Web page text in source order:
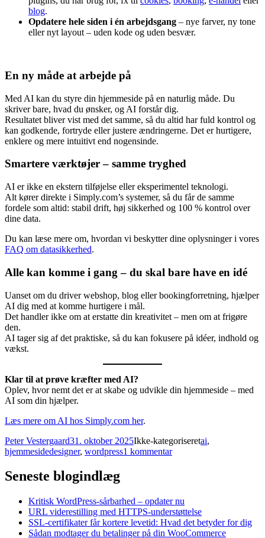
blog.
Opdatere hele siden i én arbejdsgang – nye farver, ny tone
eller nyt layout – uden kode og uden besvær.
En ny måde at arbejde på
Med AI kan du styre din hjemmeside på en naturlig måde. Du
skriver bare, hvad du ønsker, og AI forstår dig.
Resultatet bliver vist med det samme, så du altid har fuld kontrol og
kan godkende, fortryde eller justere ændringerne. Det er hurtigere,
enklere og mere intuitivt end nogensinde.
Smartere værktøjer – samme tryghed
AI er ikke en ekstern tilføjelse eller eksperimentel teknologi.
Alt kører direkte i Simply.com’s systemer, så du får de samme
fordele som altid: stabil drift, høj sikkerhed og 100 % kontrol over
dine data.
Du kan læse mere om, hvordan vi beskytter dine oplysninger i vores
FAQ om datasikkerhed.
Alle kan komme i gang – du skal bare have en idé
Uanset om du driver webshop, blog eller bookingforretning, hjælper
AI dig med at komme hurtigere i mål.
Det handler ikke om at erstatte din kreativitet – men om at frigøre
den.
AI tager sig af det praktiske, så du kan fokusere på idéer, indhold og
vækst.
Klar til at prøve kræfter med AI?
Oplev, hvor nemt det er at skabe og udvikle din hjemmeside – med
AI som din hjælper.
Læs mere om AI hos Simply.com her.
Forfatter
Peter VestergaardUdgivet
31. oktober 2025Kategorier
Ikke-kategoriseretTags
ai,
hjemmesidedesigner, wordpress1 kommentartil
hjælp
fra
AI
–
Seneste blogindlæg
Kritisk WordPress-sårbarhed – opdater nu
URL viderestilling med HTTPS-understøttelse
SSL-certifikater får kortere levetid: Hvad det betyder for dig
Sådan modtager du betalinger på din WooCommerce